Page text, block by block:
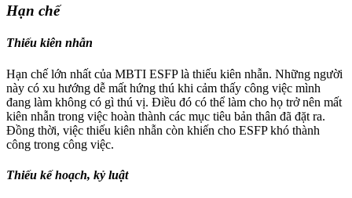
Hạn chế
Thiếu kiên nhẫn
Hạn chế lớn nhất của MBTI ESFP là thiếu kiên nhẫn. Những người
này có xu hướng dễ mất hứng thú khi cảm thấy công việc mình
đang làm không có gì thú vị. Điều đó có thể làm cho họ trở nên mất
kiên nhẫn trong việc hoàn thành các mục tiêu bản thân đã đặt ra.
Đồng thời, việc thiếu kiên nhẫn còn khiến cho ESFP khó thành
công trong công việc.
Thiếu kế hoạch, kỷ luật